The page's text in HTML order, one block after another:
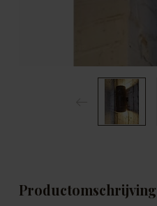
Productomschrijving